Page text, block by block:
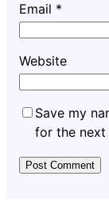
Email *
Website
Save my
for the next